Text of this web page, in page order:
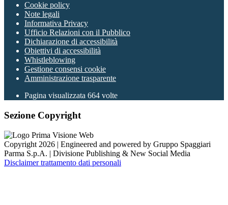
Cookie policy
Note legali
Informativa Privacy
Ufficio Relazioni con il Pubblico
Dichiarazione di accessibilità
Obiettivi di accessibilità
Whistleblowing
Gestione consensi cookie
Amministrazione trasparente
Pagina visualizzata 664 volte
Sezione Copyright
Copyright 2026 | Engineered and powered by Gruppo Spaggiari
Parma S.p.A. | Divisione Publishing & New Social Media
Disclaimer trattamento dati personali